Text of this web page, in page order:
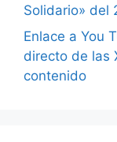
Solidario» del
Enlace a You
directo de las
contenido